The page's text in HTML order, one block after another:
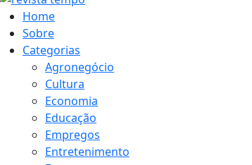
Home
Sobre
Categorias
Agronegócio
Cultura
Economia
Educação
Empregos
Entretenimento